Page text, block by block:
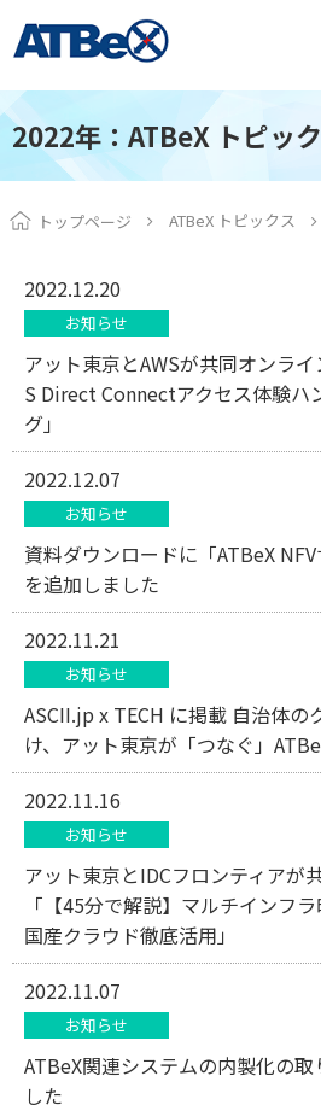
2022年：ATBeX トピッ
トップページ ATBeX トピックス
2022.12.20
お知らせ
アット東京とAWSが共同オンラ
S Direct Connectアクセス体験ハ
グ」
2022.12.07
お知らせ
資料ダウンロードに「ATBeX
を追加しました
2022.11.21
お知らせ
ASCII.jp x TECH に掲載 自治体の
け、アット東京が「つなぐ」
2022.11.16
お知らせ
アット東京とIDCフロンティアが
「【45分で解説】マルチインフ
国産クラウド徹底活用」
2022.11.07
お知らせ
ATBeX関連システムの内製化の
した